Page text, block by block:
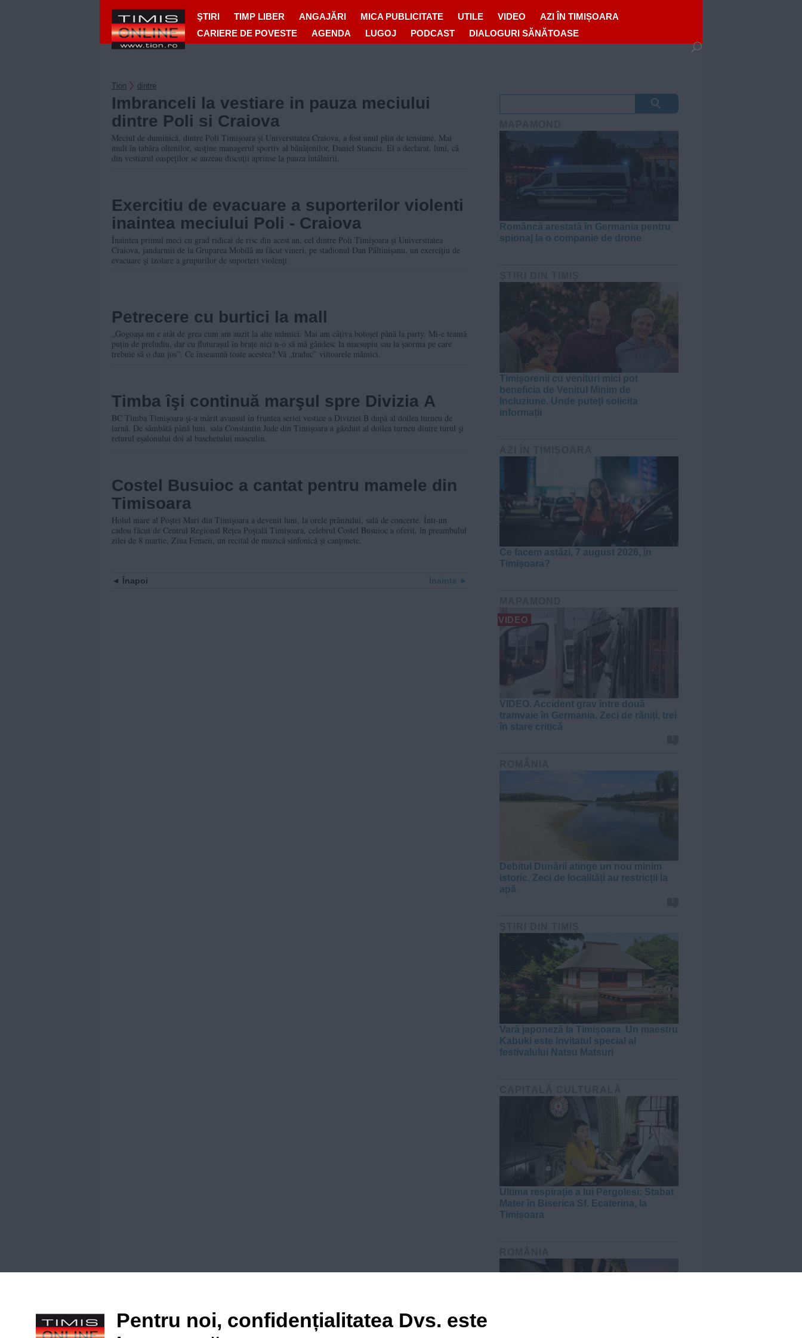
ŞTIRI TIMP LIBER ANGAJĂRI MICA PUBLICITATE UTILE VIDEO
AZI ÎN TIMIȘOARA
CARIERE DE POVESTE
AGENDA LUGOJ PODCAST DIALOGURI SĂNĂTOASE
Tion dintre
Imbranceli la vestiare in pauza meciului
dintre Poli si Craiova
Meciul de duminică, dintre Poli Timişoara şi Universitatea Craiova, a fost unul plin de tensiune. Mai
mult în tabăra oltenilor, susţine managerul sportiv al bănăţenilor, Daniel Stanciu. El a declarat, luni, că
din vestiarul oaspeţilor se auzeau discuţii aprinse la pauza întâlnirii.
Exercitiu de evacuare a suporterilor violenti
inaintea meciului Poli - Craiova
Înaintea primul meci cu grad ridicat de risc din acest an, cel dintre Poli Timişoara şi Universitatea
Craiova, jandarmii de la Gruparea Mobilă au făcut vineri, pe stadionul Dan Păltinişanu, un exerciţiu de
evacuare şi izolare a grupurilor de suporteri violenţi.
Petrecere cu burtici la mall
„Gogoașa nu e atât de grea cum am auzit la alte mămici. Mai am câțiva botoșei până la party. Mi-e teamă
puțin de preludiu, dar cu fluturașul în brațe nici n-o să mă gândesc la marsupiu sau la șaorma pe care
trebuie să o dau jos”. Ce înseamnă toate acestea? Vă „traduc” viitoarele mămici.
Timba îşi continuă marşul spre Divizia A
BC Timba Timişoara şi-a mărit avansul în fruntea seriei vestice a Diviziei B după al doilea turneu de
iarnă. De sâmbătă până luni, sala Constantin Jude din Timişoara a găzduit al doilea turneu dintre turul şi
returul eşalonului doi al baschetului masculin.
Costel Busuioc a cantat pentru mamele din
Timisoara
Holul mare al Poştei Mari din Timişoara a devenit luni, la orele prânzului, sală de concerte. Într-un
cadou făcut de Centrul Regional Reţea Poştală Timişoara, celebrul Costel Busuioc a oferit, în preambulul
zilei de 8 martie, Ziua Femeii, un recital de muzică sinfonică şi canţonete.
Înapoi Înainte
Româncă arestată în Germania pentru
spionaj la o companie de drone
Timișorenii cu venituri mici pot
beneficia de Venitul Minim de
Incluziune. Unde puteți solicita
informații
Ce facem astăzi, 7 august 2026, în
Timișoara?
VIDEO
VIDEO. Accident grav între două
tramvaie în Germania. Zeci de răniți, trei
în stare critică
Debitul Dunării atinge un nou minim
istoric. Zeci de localități au restricții la
apă
Vară japoneză la Timișoara. Un maestru
Kabuki este invitatul special al
festivalului Natsu Matsuri
Ultima respirație a lui Pergolesi: Stabat
Mater în Biserica Sf. Ecaterina, la
Timișoara
Pentru noi, confidențialitatea Dvs. este